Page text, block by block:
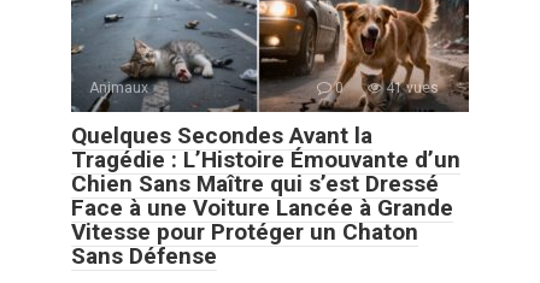
Animaux 0 41 vues
Quelques Secondes Avant la
Tragédie : L’Histoire Émouvante d’un
Chien Sans Maître qui s’est Dressé
Face à une Voiture Lancée à Grande
Vitesse pour Protéger un Chaton
Sans Défense